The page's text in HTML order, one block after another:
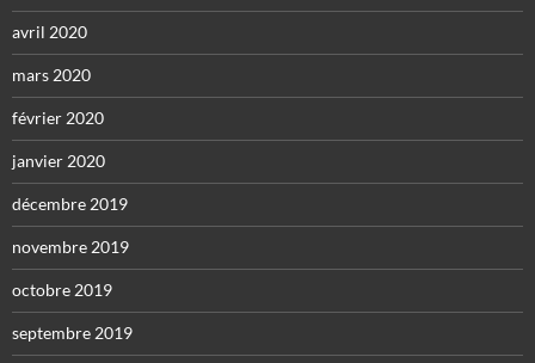
avril 2020
mars 2020
février 2020
janvier 2020
décembre 2019
novembre 2019
octobre 2019
septembre 2019